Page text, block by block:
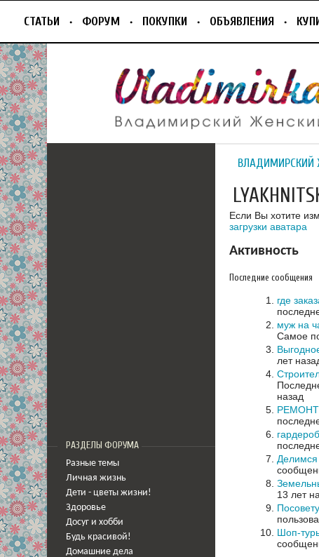
СТАТЬИ ФОРУМ ПОКУПКИ ОБЪЯВЛЕНИЯ
РАЗДЕЛЫ ФОРУМА
Разные темы
Личная жизнь
Дети - цветы жизни!
Здоровье
Досуг и хобби
Будь красивой!
Домашние дела
ВЛАДИМИРСКИЙ
Если Вы хотите
загрузки аватара
Активность
Последние сообщения
где
муж на
Самое
лет
назад
РЕМОНТ
Делимся
13 лет
Шоп-